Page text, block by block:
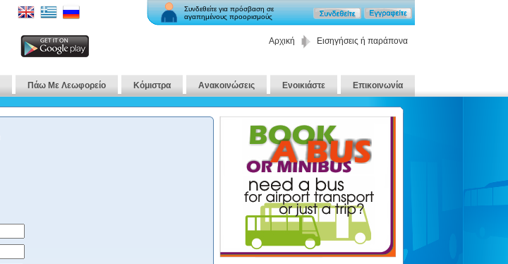
Συνδεθείτε για πρόσβαση σε
αγαπημένους προορισμούς
Αρχική Εισηγήσεις ή παράπονα
Πάω Με Λεωφορείο Κόμιστρα Ανακοινώσεις Ενοικιάστε Επικοινωνία